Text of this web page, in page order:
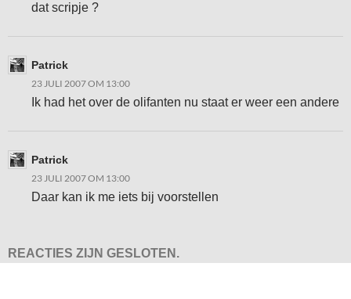
dat scripje ?
Patrick
23 JULI 2007 OM 13:00
Ik had het over de olifanten nu staat er weer een andere
Patrick
23 JULI 2007 OM 13:00
Daar kan ik me iets bij voorstellen
REACTIES ZIJN GESLOTEN.